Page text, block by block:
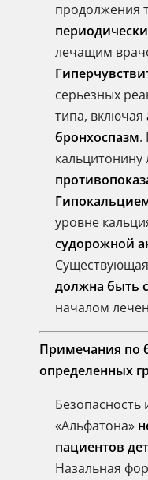
продолжения
лечащим
серьезных
типа, включая
бронхоспазм.
кальцитонину
уровне
судорожной
должна быть
началом
Примечания по
определенных
Безопасность
«Альфатона»
пациентов
Назальная